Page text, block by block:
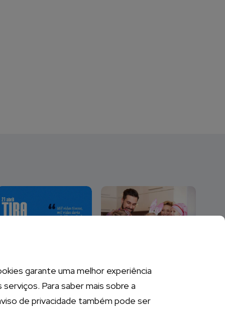
garante uma melhor experiência
Para saber mais sobre a
de privacidade também pode ser